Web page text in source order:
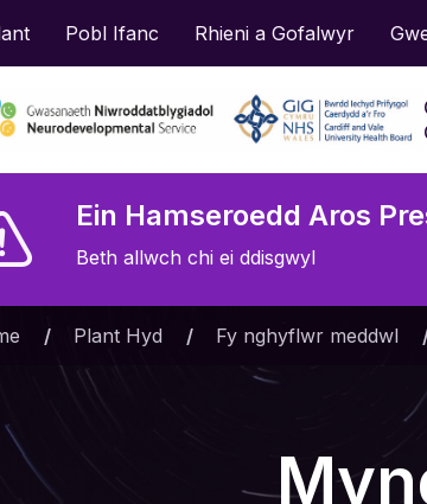
Pobl Ifanc Rhieni a Gofalwyr
Ein Hamseroedd Aros
Beth allwch chi ei ddisgwyl
» Plant Hyd » Fy nghyflwr meddwl